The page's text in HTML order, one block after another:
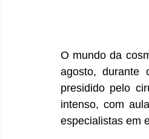
O mundo da
agosto, durante
presidido pelo
intenso, com
especialistas em